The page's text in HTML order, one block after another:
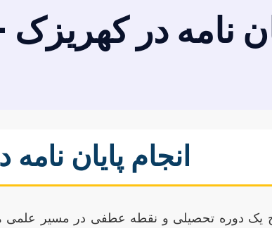
نامه در
انجام پایان
یک دوره تحصیلی و نقطه عطفی در مسیر